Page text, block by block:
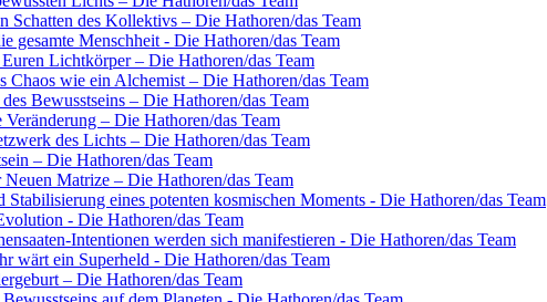
Schatten des Kollektivs – Die Hathoren/das Team
gesamte Menschheit - Die Hathoren/das Team
Lichtkörper – Die Hathoren/das Team
Chaos wie ein Alchemist – Die Hathoren/das Team
Bewusstseins – Die Hathoren/das Team
– Die Hathoren/das Team
des Lichts – Die Hathoren/das Team
– Die Hathoren/das Team
Neuen Matrize – Die Hathoren/das Team
Stabilisierung eines potenten kosmischen Moments - Die Hathoren/das Team
- Die Hathoren/das Team
Intentionen werden sich manifestieren - Die Hathoren/das Team
wärt ein Superheld - Die Hathoren/das Team
– Die Hathoren/das Team